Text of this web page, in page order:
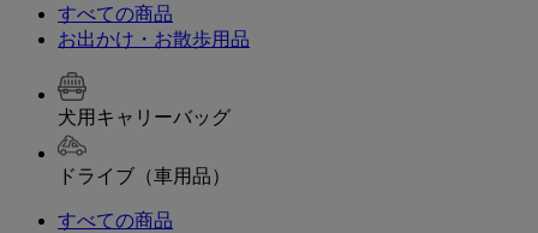
すべての商品
お出かけ・お散歩用品
犬用キャリーバッグ
ドライブ（車用品）
すべての商品